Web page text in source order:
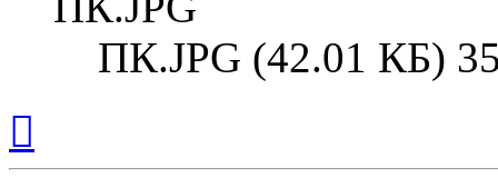
ПК.JPG (42.01 КБ)
началу